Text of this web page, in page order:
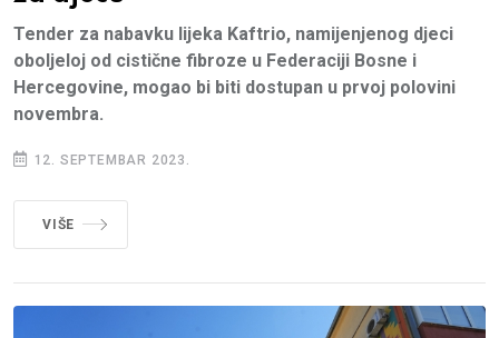
Tender za nabavku lijeka Kaftrio, namijenjenog djeci
oboljeloj od cistične fibroze u Federaciji Bosne i
Hercegovine, mogao bi biti dostupan u prvoj polovini
novembra.
12. SEPTEMBAR 2023.
VIŠE